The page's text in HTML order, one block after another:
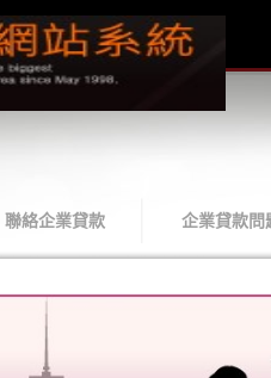
聯絡企業貸款 企業貸款問